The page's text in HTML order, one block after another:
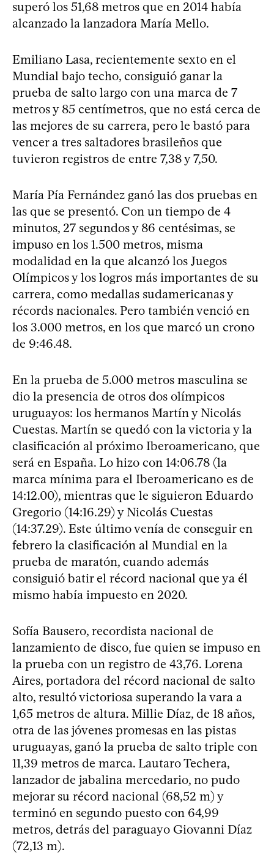
superó los 51,68 metros que en 2014 había
alcanzado la lanzadora María Mello.
Emiliano Lasa, recientemente sexto en el
Mundial bajo techo, consiguió ganar la
prueba de salto largo con una marca de 7
metros y 85 centímetros, que no está cerca de
las mejores de su carrera, pero le bastó para
vencer a tres saltadores brasileños que
tuvieron registros de entre 7,38 y 7,50.
María Pía Fernández ganó las dos pruebas en
las que se presentó. Con un tiempo de 4
minutos, 27 segundos y 86 centésimas, se
impuso en los 1.500 metros, misma
modalidad en la que alcanzó los Juegos
Olímpicos y los logros más importantes de su
carrera, como medallas sudamericanas y
récords nacionales. Pero también venció en
los 3.000 metros, en los que marcó un crono
de 9:46.48.
En la prueba de 5.000 metros masculina se
dio la presencia de otros dos olímpicos
uruguayos: los hermanos Martín y Nicolás
Cuestas. Martín se quedó con la victoria y la
clasificación al próximo Iberoamericano, que
será en España. Lo hizo con 14:06.78 (la
marca mínima para el Iberoamericano es de
14:12.00), mientras que le siguieron Eduardo
Gregorio (14:16.29) y Nicolás Cuestas
(14:37.29). Este último venía de conseguir en
febrero la clasificación al Mundial en la
prueba de maratón, cuando además
consiguió batir el récord nacional que ya él
mismo había impuesto en 2020.
Sofía Bausero, recordista nacional de
lanzamiento de disco, fue quien se impuso en
la prueba con un registro de 43,76. Lorena
Aires, portadora del récord nacional de salto
alto, resultó victoriosa superando la vara a
1,65 metros de altura. Millie Díaz, de 18 años,
otra de las jóvenes promesas en las pistas
uruguayas, ganó la prueba de salto triple con
11,39 metros de marca. Lautaro Techera,
lanzador de jabalina mercedario, no pudo
mejorar su récord nacional (68,52 m) y
terminó en segundo puesto con 64,99
metros, detrás del paraguayo Giovanni Díaz
(72,13 m).